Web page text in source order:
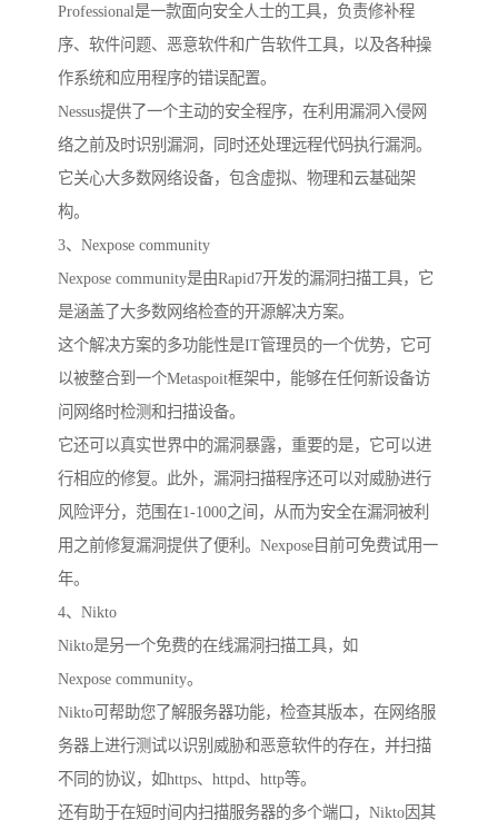
Professional是一款面向安全人士的工具，负责修补程
序、软件问题、恶意软件和广告软件工具，以及各种操
作系统和应用程序的错误配置。
Nessus提供了一个主动的安全程序，在利用漏洞入侵网
络之前及时识别漏洞，同时还处理远程代码执行漏洞。
它关心大多数网络设备，包含虚拟、物理和云基础架
构。
3、Nexpose community
Nexpose community是由Rapid7开发的漏洞扫描工具，它
是涵盖了大多数网络检查的开源解决方案。
这个解决方案的多功能性是IT管理员的一个优势，它可
以被整合到一个Metaspoit框架中，能够在任何新设备访
问网络时检测和扫描设备。
它还可以真实世界中的漏洞暴露，重要的是，它可以进
行相应的修复。此外，漏洞扫描程序还可以对威胁进行
风险评分，范围在1-1000之间，从而为安全在漏洞被利
用之前修复漏洞提供了便利。Nexpose目前可免费试用一
年。
4、Nikto
Nikto是另一个免费的在线漏洞扫描工具，如
Nexpose community。
Nikto可帮助您了解服务器功能，检查其版本，在网络服
务器上进行测试以识别威胁和恶意软件的存在，并扫描
不同的协议，如https、httpd、http等。
还有助于在短时间内扫描服务器的多个端口，Nikto因其